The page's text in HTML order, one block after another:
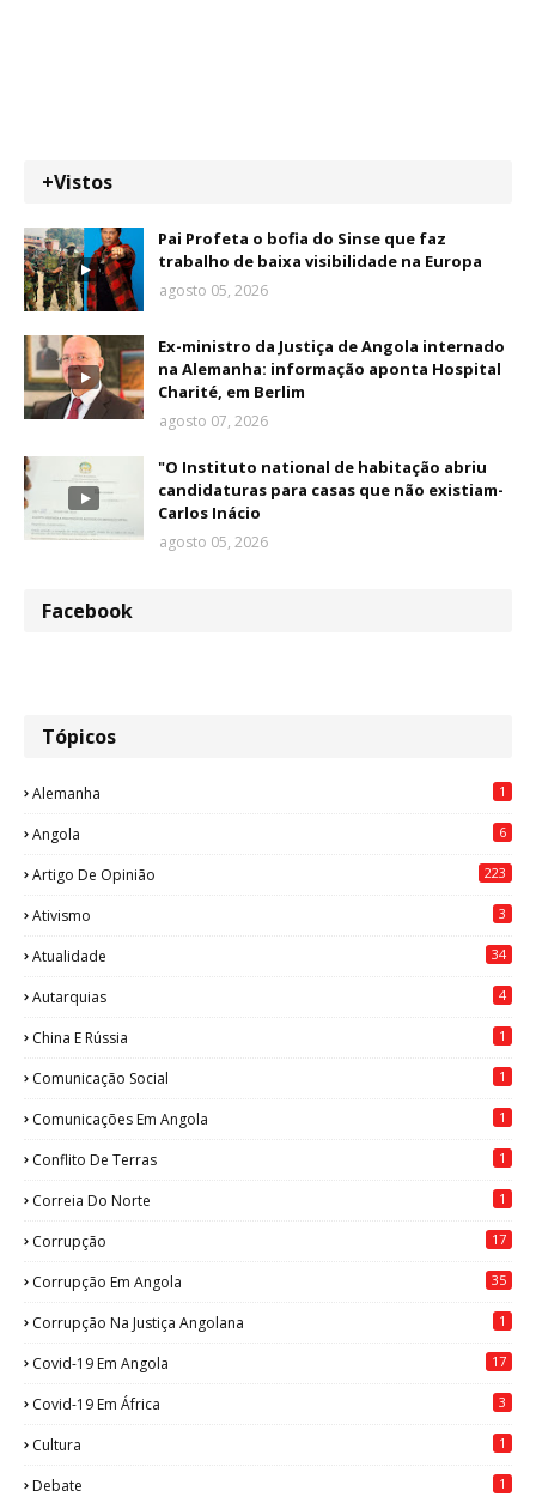
+Vistos
Pai Profeta o bofia do Sinse que faz
trabalho de baixa visibilidade na Europa
agosto 05, 2026
Ex-ministro da Justiça de Angola internado
na Alemanha: informação aponta Hospital
Charité, em Berlim
agosto 07, 2026
"O Instituto national de habitação abriu
candidaturas para casas que não existiam-
Carlos Inácio
agosto 05, 2026
Facebook
Tópicos
Alemanha 1
Angola 6
Artigo De Opinião 223
Ativismo 3
Atualidade 34
Autarquias 4
China E Rússia 1
Comunicação Social 1
Comunicações Em Angola 1
Conflito De Terras 1
Correia Do Norte 1
Corrupção 17
Corrupção Em Angola 35
Corrupção Na Justiça Angolana 1
Covid-19 Em Angola 17
Covid-19 Em África 3
Cultura 1
Debate 1